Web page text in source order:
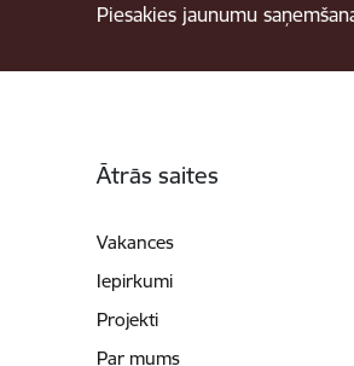
Piesakies jaunumu
Ātrās saites
Vakances
Iepirkumi
Projekti
Par mums